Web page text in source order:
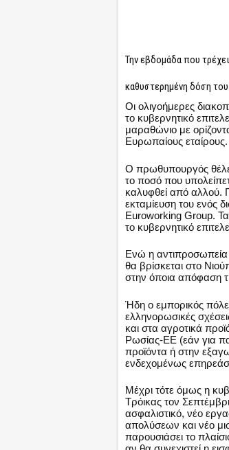
Την εβδομάδα που
καθυστερημένη δόση
Οι ολιγοήμερες
το κυβερνητικό
μαραθώνιο με
Ευρωπαίους εταίρους.
Ο πρωθυπουργός
το ποσό που
καλυφθεί από αλλού.
εκταμίευση του ενός
Euroworking Group.
το κυβερνητικό
Ενώ η
θα βρίσκεται στο
στην όποια απόφαση
Ήδη ο εμπορικός
ελληνορωσικές
και στα αγροτικά
Ρωσίας-ΕΕ (εάν για
προϊόντα ή στην
ενδεχομένως
Μέχρι τότε όμως η
Τρόικας τον
ασφαλιστικό, νέο
απολύσεων και νέο
παρουσιάσει το